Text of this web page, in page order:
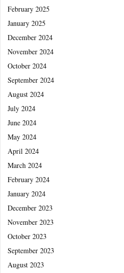
February 2025
January 2025
December 2024
November 2024
October 2024
September 2024
August 2024
July 2024
June 2024
May 2024
April 2024
March 2024
February 2024
January 2024
December 2023
November 2023
October 2023
September 2023
August 2023